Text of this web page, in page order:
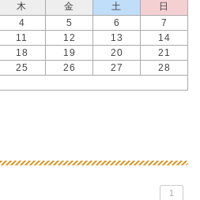
木 金 土
日
4 5 6
7
11 12 13
14
18 19 20
21
25 26 27
28
1